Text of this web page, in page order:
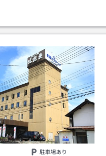
駐車場あり